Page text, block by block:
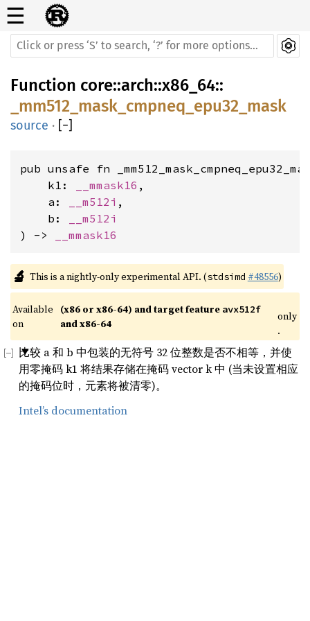
☰
Function core::arch::x86_64::
_mm512_mask_cmpneq_epu32_mask
source · [−]
pub unsafe fn
    k1:
__mmask16 ,
    a:
__m512i ,
    b:
__m512i
) ->
__mmask16
🔬 This is a nightly-only experimental API. (stdsimd #48556)
Available
on
(x86 or x86-64) and target feature avx512f
and x86-64
only
.
比较 a 和 b 中包装的无符号 32 位整数是否不相等，并使
用零掩码 k1 将结果存储在掩码 vector k 中 (当未设置相应
的掩码位时，元素将被清零)。
Intel’s documentation